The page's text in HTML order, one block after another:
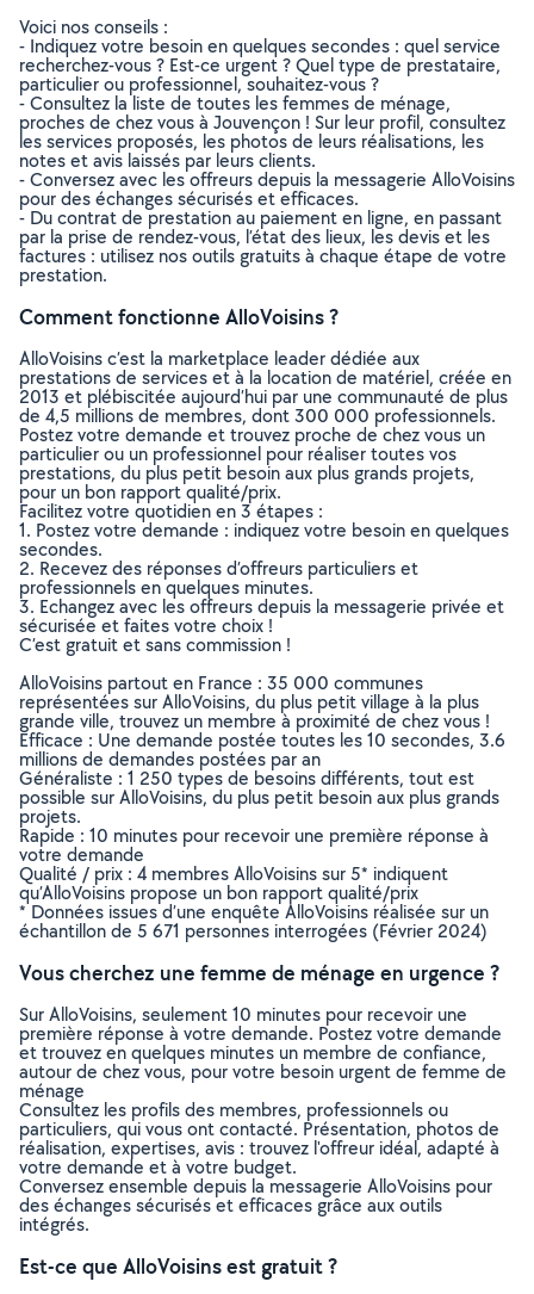
Voici nos conseils :
- Indiquez votre besoin en quelques secondes : quel service
recherchez-vous ? Est-ce urgent ? Quel type de prestataire,
particulier ou professionnel, souhaitez-vous ?
- Consultez la liste de toutes les femmes de ménage,
proches de chez vous à Jouvençon ! Sur leur profil, consultez
les services proposés, les photos de leurs réalisations, les
notes et avis laissés par leurs clients.
- Conversez avec les offreurs depuis la messagerie AlloVoisins
pour des échanges sécurisés et efficaces.
- Du contrat de prestation au paiement en ligne, en passant
par la prise de rendez-vous, l’état des lieux, les devis et les
factures : utilisez nos outils gratuits à chaque étape de votre
prestation.
Comment fonctionne AlloVoisins ?
AlloVoisins c’est la marketplace leader dédiée aux
prestations de services et à la location de matériel, créée en
2013 et plébiscitée aujourd’hui par une communauté de plus
de 4,5 millions de membres, dont 300 000 professionnels.
Postez votre demande et trouvez proche de chez vous un
particulier ou un professionnel pour réaliser toutes vos
prestations, du plus petit besoin aux plus grands projets,
pour un bon rapport qualité/prix.
Facilitez votre quotidien en 3 étapes :
1. Postez votre demande : indiquez votre besoin en quelques
secondes.
2. Recevez des réponses d’offreurs particuliers et
professionnels en quelques minutes.
3. Echangez avec les offreurs depuis la messagerie privée et
sécurisée et faites votre choix !
C’est gratuit et sans commission !
AlloVoisins partout en France : 35 000 communes
représentées sur AlloVoisins, du plus petit village à la plus
grande ville, trouvez un membre à proximité de chez vous !
Efficace : Une demande postée toutes les 10 secondes, 3.6
millions de demandes postées par an
Généraliste : 1 250 types de besoins différents, tout est
possible sur AlloVoisins, du plus petit besoin aux plus grands
projets.
Rapide : 10 minutes pour recevoir une première réponse à
votre demande
Qualité / prix : 4 membres AlloVoisins sur 5* indiquent
qu’AlloVoisins propose un bon rapport qualité/prix
* Données issues d’une enquête AlloVoisins réalisée sur un
échantillon de 5 671 personnes interrogées (Février 2024)
Vous cherchez une femme de ménage en urgence ?
Sur AlloVoisins, seulement 10 minutes pour recevoir une
première réponse à votre demande. Postez votre demande
et trouvez en quelques minutes un membre de confiance,
autour de chez vous, pour votre besoin urgent de femme de
ménage
Consultez les profils des membres, professionnels ou
particuliers, qui vous ont contacté. Présentation, photos de
réalisation, expertises, avis : trouvez l'offreur idéal, adapté à
votre demande et à votre budget.
Conversez ensemble depuis la messagerie AlloVoisins pour
des échanges sécurisés et efficaces grâce aux outils
intégrés.
Est-ce que AlloVoisins est gratuit ?